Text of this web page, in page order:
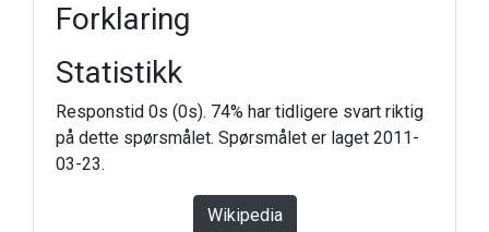
Forklaring
Statistikk
Responstid 0s (0s). 74% har tidligere svart riktig
på dette spørsmålet. Spørsmålet er laget 2011-
03-23.
Wikipedia